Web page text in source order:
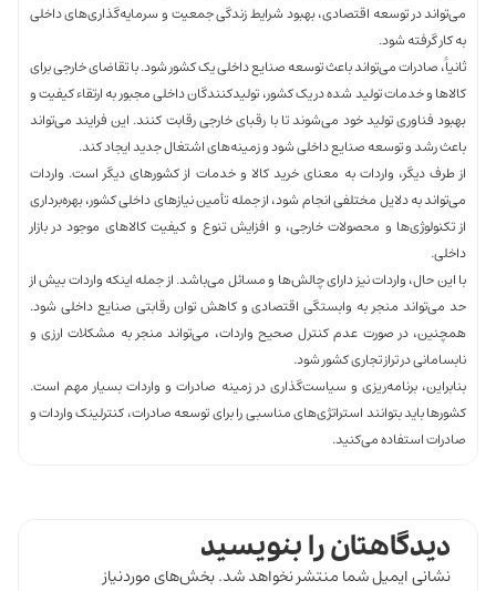
می‌تواند در توسعه اقتصادی، بهبود شرایط زندگی جمعیت و سرمایه‌گذاری‌های داخلی
به کار گرفته شود.
ثانیاً، صادرات می‌تواند باعث توسعه صنایع داخلی یک کشور شود. با تقاضای خارجی برای
کالاها و خدمات تولید شده در یک کشور، تولیدکنندگان داخلی مجبور به ارتقاء کیفیت و
بهبود فناوری تولید خود می‌شوند تا با رقبای خارجی رقابت کنند. این فرایند می‌تواند
باعث رشد و توسعه صنایع داخلی شود و زمینه‌های اشتغال جدید ایجاد کند.
از طرف دیگر، واردات به معنای خرید کالا و خدمات از کشورهای دیگر است. واردات
می‌تواند به دلایل مختلفی انجام شود، از جمله تأمین نیازهای داخلی کشور، بهره‌برداری
از تکنولوژی‌ها و محصولات خارجی، و افزایش تنوع و کیفیت کالاهای موجود در بازار
داخلی.
با این حال، واردات نیز دارای چالش‌ها و مسائل می‌باشد. از جمله اینکه واردات بیش از
حد می‌تواند منجر به وابستگی اقتصادی و کاهش توان رقابتی صنایع داخلی شود.
همچنین، در صورت عدم کنترل صحیح واردات، می‌تواند منجر به مشکلات ارزی و
نابسامانی در تراز تجاری کشور شود.
بنابراین، برنامه‌ریزی و سیاست‌گذاری در زمینه صادرات و واردات بسیار مهم است.
کشورها باید بتوانند استراتژی‌های مناسبی را برای توسعه صادرات، کنترلینک واردات و
صادرات استفاده می‌کنید.
دیدگاهتان را بنویسید
نشانی ایمیل شما منتشر نخواهد شد.بخش‌های موردنیاز